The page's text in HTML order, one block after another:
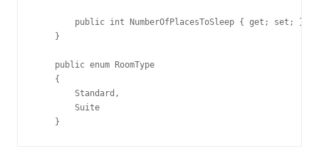
        public int NumberOfPlacesToSleep { get; set; }
    }
    public enum RoomType
    {
        Standard,
        Suite
    }